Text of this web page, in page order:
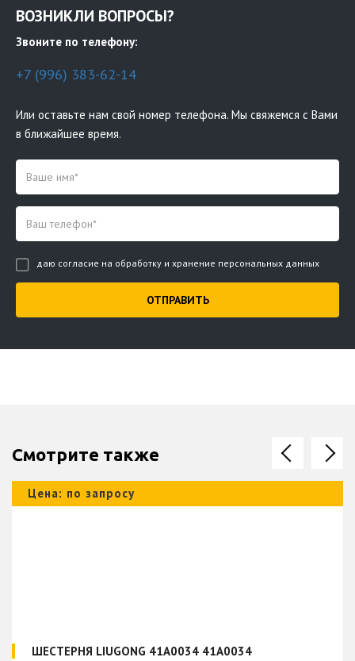
ВОЗНИКЛИ ВОПРОСЫ?
Звоните по телефону:
+7 (996) 383-62-14
Или оставьте нам свой номер телефона. Мы свяжемся с Вами
в ближайшее время.
даю согласие на обработку и хранение персональных данных
Смотрите также
Цена: по запросу
ШЕСТЕРНЯ LIUGONG 41A0034 41A0034